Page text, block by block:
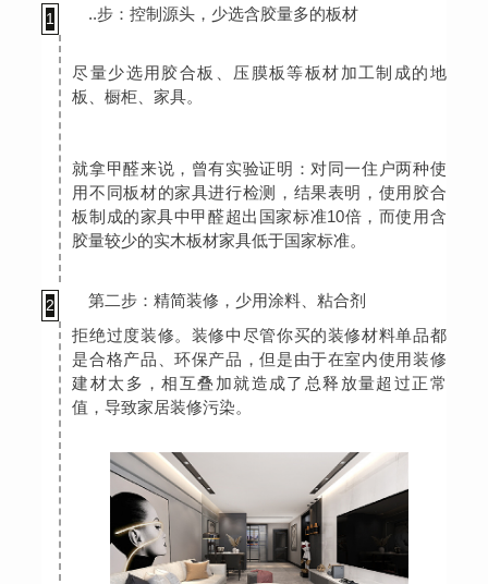
1 ..步：控制源头，少选含胶量多的板材
尽量少选用胶合板、压膜板等板材加工制成的地
板、橱柜、家具。
就拿甲醛来说，曾有实验证明：对同一住户两种使
用不同板材的家具进行检测，结果表明，使用胶合
板制成的家具中甲醛超出国家标准10倍，而使用含
胶量较少的实木板材家具低于国家标准。
2
第二步：精简装修，少用涂料、粘合剂
拒绝过度装修。装修中尽管你买的装修材料单品都
是合格产品、环保产品，但是由于在室内使用装修
建材太多，相互叠加就造成了总释放量超过正常
值，导致家居装修污染。